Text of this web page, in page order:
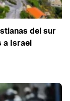
del sur
a Israel